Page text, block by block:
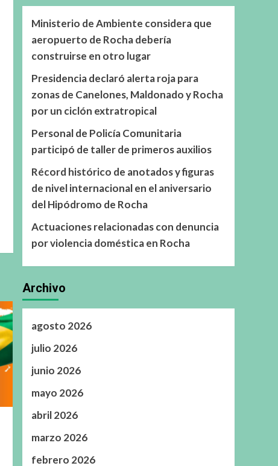
Ministerio de Ambiente considera que
aeropuerto de Rocha debería
construirse en otro lugar
Presidencia declaró alerta roja para
zonas de Canelones, Maldonado y Rocha
por un ciclón extratropical
Personal de Policía Comunitaria
participó de taller de primeros auxilios
Récord histórico de anotados y figuras
de nivel internacional en el aniversario
del Hipódromo de Rocha
Actuaciones relacionadas con denuncia
por violencia doméstica en Rocha
Archivo
agosto 2026
julio 2026
junio 2026
mayo 2026
abril 2026
marzo 2026
febrero 2026